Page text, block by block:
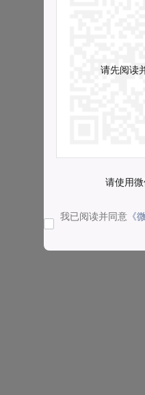
请先阅读
请使用
我已阅读并同意 《